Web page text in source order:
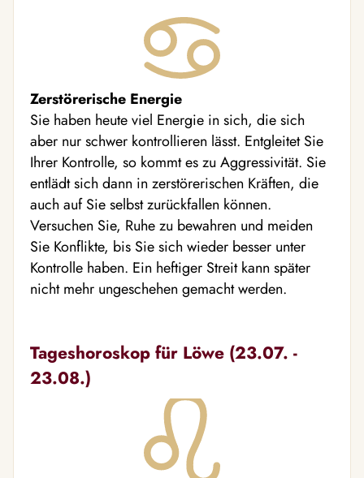
Zerstörerische Energie
Sie haben heute viel Energie in sich, die sich
aber nur schwer kontrollieren lässt. Entgleitet Sie
Ihrer Kontrolle, so kommt es zu Aggressivität. Sie
entlädt sich dann in zerstörerischen Kräften, die
auch auf Sie selbst zurückfallen können.
Versuchen Sie, Ruhe zu bewahren und meiden
Sie Konflikte, bis Sie sich wieder besser unter
Kontrolle haben. Ein heftiger Streit kann später
nicht mehr ungeschehen gemacht werden.
Tageshoroskop für Löwe (23.07. -
23.08.)